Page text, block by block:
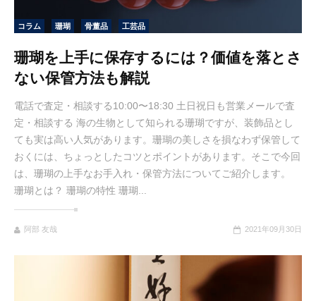
コラム 珊瑚 骨董品 工芸品
珊瑚を上手に保存するには？価値を落とさ
ない保管方法も解説
電話で査定・相談する10:00〜18:30 土日祝日も営業メールで査
定・相談する 海の生物として知られる珊瑚ですが、装飾品とし
ても実は高い人気があります。珊瑚の美しさを損なわず保管して
おくには、ちょっとしたコツとポイントがあります。そこで今回
は、珊瑚の上手なお手入れ・保管方法についてご紹介します。
珊瑚とは？ 珊瑚の特性 珊瑚...
阿部 友哉 2021年09月30日